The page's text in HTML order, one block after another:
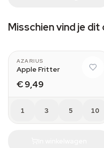
Misschien vind je dit
AZARIUS
Apple Fritter
€ 9,49
1 3 5 10